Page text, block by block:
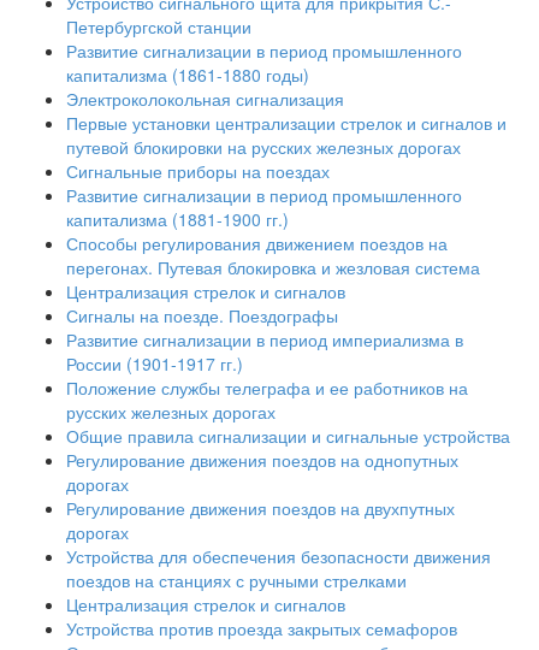
Петербургской станции
Развитие сигнализации в период промышленного
капитализма (1861-1880 годы)
Электроколокольная сигнализация
Первые установки централизации стрелок и сигналов и
путевой блокировки на русских железных дорогах
Сигнальные приборы на поездах
Развитие сигнализации в период промышленного
капитализма (1881-1900 гг.)
Способы регулирования движением поездов на
перегонах. Путевая блокировка и жезловая система
Централизация стрелок и сигналов
Сигналы на поезде. Поездографы
Развитие сигнализации в период империализма в
России (1901-1917 гг.)
Положение службы телеграфа и ее работников на
русских железных дорогах
Общие правила сигнализации и сигнальные устройства
Регулирование движения поездов на однопутных
дорогах
Регулирование движения поездов на двухпутных
дорогах
Устройства для обеспечения безопасности движения
поездов на станциях с ручными стрелками
Централизация стрелок и сигналов
Устройства против проезда закрытых семафоров